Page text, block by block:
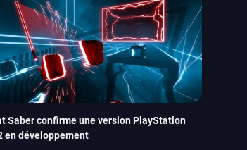
Saber confirme une version PlayStation
en développement